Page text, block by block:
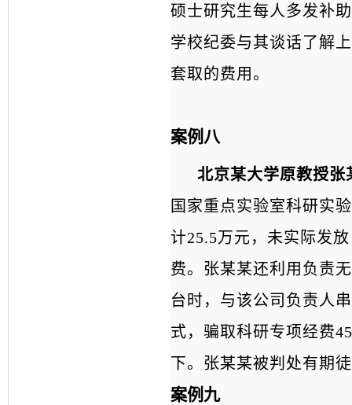
硕士研究生每人多发补
学校纪委与其谈话了解
套取的费用。
案例八
北京某大学原教授张
国家重点实验室科研实
计25.5万元，未实际发
费。张某某还利用负责
台时，与该公司负责人
式，骗取科研专项经费
下。张某某被判处有期
案例九